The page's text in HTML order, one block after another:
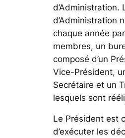
d’Administration.
d’Administration
chaque année
membres, un
composé d’un
Vice-Président,
Secrétaire et un
lesquels sont
Le Président est
d’exécuter les